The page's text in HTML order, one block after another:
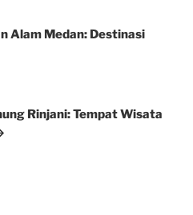
Alam Medan: Destinasi
Rinjani: Tempat Wisata